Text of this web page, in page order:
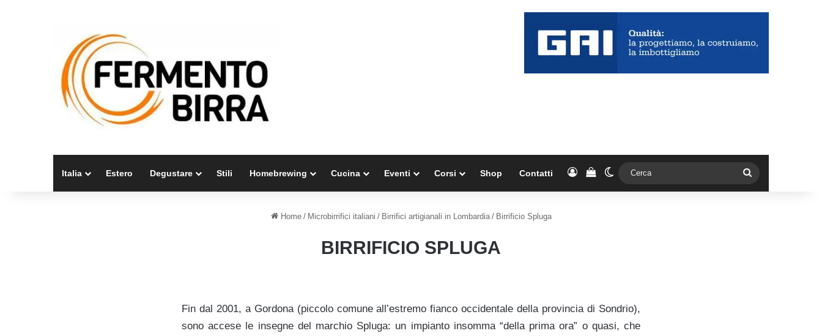
Italia Estero Degustare Stili Homebrewing Cucina Eventi Corsi Shop Contatti AccediVedi il carrello
Cambia aspetto
Home / Microbirrifici italiani / Birrifici artigianali in Lombardia / Birrificio Spluga
BIRRIFICIO SPLUGA
Fin dal 2001, a Gordona (piccolo comune all’estremo fianco occidentale della provincia di Sondrio),
sono accese le insegne del marchio Spluga: un impianto insomma “della prima ora” o quasi, che